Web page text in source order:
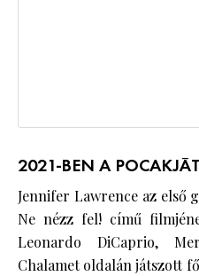
2021-BEN A
Jennifer Lawrence az első
Ne nézz fel! című
Leonardo DiCaprio,
Chalamet oldalán játszott